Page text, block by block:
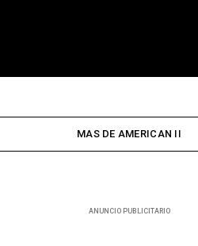
MAS DE AMERICAN II
ANUNCIO PUBLICITARIO